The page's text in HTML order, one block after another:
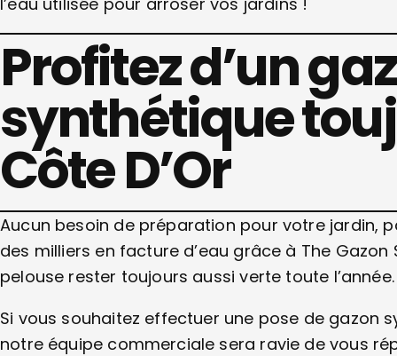
Profitez d’un
synthétique
Côte D’Or
Aucun besoin de préparation pour votre jardin,
des milliers en facture d’eau grâce à The
pelouse rester toujours aussi verte toute
Si vous souhaitez effectuer une pose de gazon
notre équipe commerciale sera ravie de vous